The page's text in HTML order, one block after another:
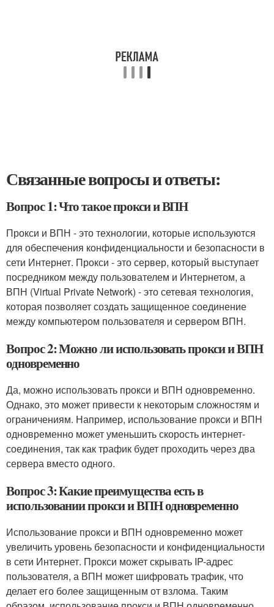
Связанные вопросы и ответы:
Вопрос 1: Что такое прокси и ВПН
Прокси и ВПН - это технологии, которые используются
для обеспечения конфиденциальности и безопасности в
сети Интернет. Прокси - это сервер, который выступает
посредником между пользователем и Интернетом, а
ВПН (Virtual Private Network) - это сетевая технология,
которая позволяет создать защищенное соединение
между компьютером пользователя и сервером ВПН.
Вопрос 2: Можно ли использовать прокси и ВПН
одновременно
Да, можно использовать прокси и ВПН одновременно.
Однако, это может привести к некоторым сложностям и
ограничениям. Например, использование прокси и ВПН
одновременно может уменьшить скорость интернет-
соединения, так как трафик будет проходить через два
сервера вместо одного.
Вопрос 3: Какие преимущества есть в
использовании прокси и ВПН одновременно
Использование прокси и ВПН одновременно может
увеличить уровень безопасности и конфиденциальности
в сети Интернет. Прокси может скрывать IP-адрес
пользователя, а ВПН может шифровать трафик, что
делает его более защищенным от взлома. Таким